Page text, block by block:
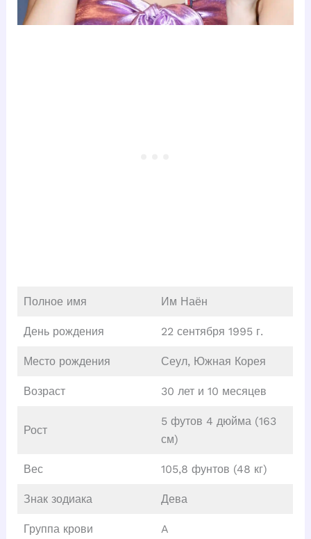
Полное имя Им Наён
День рождения 22 сентября 1995 г.
Место рождения Сеул, Южная Корея
Возраст 30 лет и 10 месяцев
Рост
5 футов 4 дюйма (163
см)
Вес 105,8 фунтов (48 кг)
Знак зодиака Дева
Группа крови A